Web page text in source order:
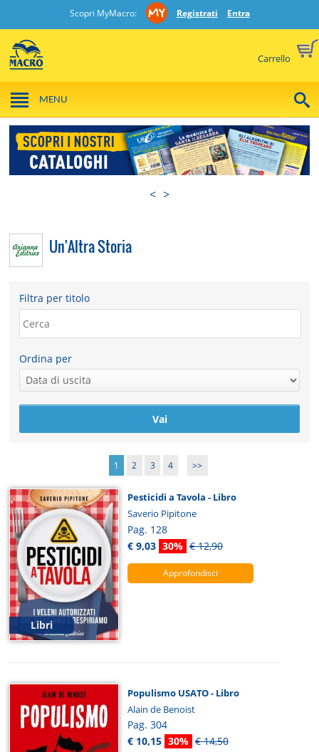
Scopri MyMacro: Registrati Entra
Carrello
MENU
< >
Un'Altra Storia
Filtra per titolo
Ordina per
1 2 3 4 >>
Libri
Pesticidi a Tavola - Libro
Saverio Pipitone
Pag. 128
€ 9,03 30% € 12,90
Approfondisci
Populismo USATO - Libro
Alain de Benoist
Pag. 304
€ 10,15 30% € 14,50